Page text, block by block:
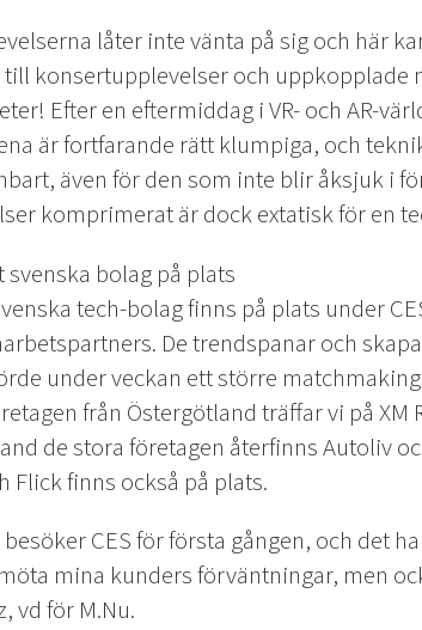
låter inte vänta på sig och här
konsertupplevelser och uppkopplade
Efter en eftermiddag i VR- och AR-
är fortfarande rätt klumpiga, och
även för den som inte blir åksjuk i
komprimerat är dock extatisk för en
svenska bolag på plats
tech-bolag finns på plats under
De trendspanar och
under veckan ett större
från Östergötland träffar vi på
de stora företagen återfinns Autoliv
Flick finns också på plats.
CES för första gången, och det
mina kunders förväntningar, men
vd för M.Nu.